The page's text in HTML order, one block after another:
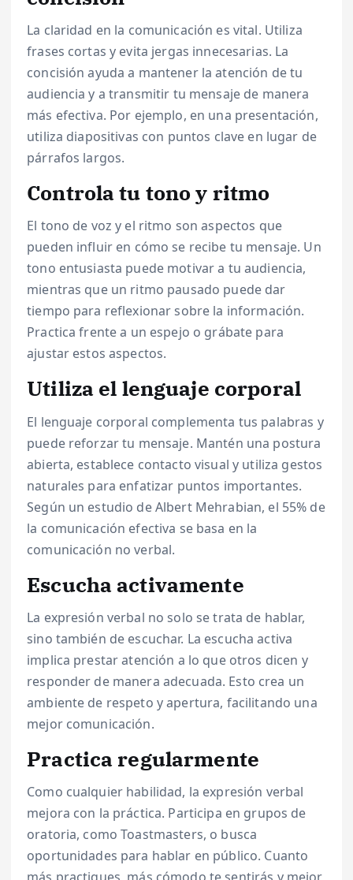
La claridad en la comunicación es vital. Utiliza
frases cortas y evita jergas innecesarias. La
concisión ayuda a mantener la atención de tu
audiencia y a transmitir tu mensaje de manera
más efectiva. Por ejemplo, en una presentación,
utiliza diapositivas con puntos clave en lugar de
párrafos largos.
Controla tu tono y ritmo
El tono de voz y el ritmo son aspectos que
pueden influir en cómo se recibe tu mensaje. Un
tono entusiasta puede motivar a tu audiencia,
mientras que un ritmo pausado puede dar
tiempo para reflexionar sobre la información.
Practica frente a un espejo o grábate para
ajustar estos aspectos.
Utiliza el lenguaje corporal
El lenguaje corporal complementa tus palabras y
puede reforzar tu mensaje. Mantén una postura
abierta, establece contacto visual y utiliza gestos
naturales para enfatizar puntos importantes.
Según un estudio de Albert Mehrabian, el 55% de
la comunicación efectiva se basa en la
comunicación no verbal.
Escucha activamente
La expresión verbal no solo se trata de hablar,
sino también de escuchar. La escucha activa
implica prestar atención a lo que otros dicen y
responder de manera adecuada. Esto crea un
ambiente de respeto y apertura, facilitando una
mejor comunicación.
Practica regularmente
Como cualquier habilidad, la expresión verbal
mejora con la práctica. Participa en grupos de
oratoria, como Toastmasters, o busca
oportunidades para hablar en público. Cuanto